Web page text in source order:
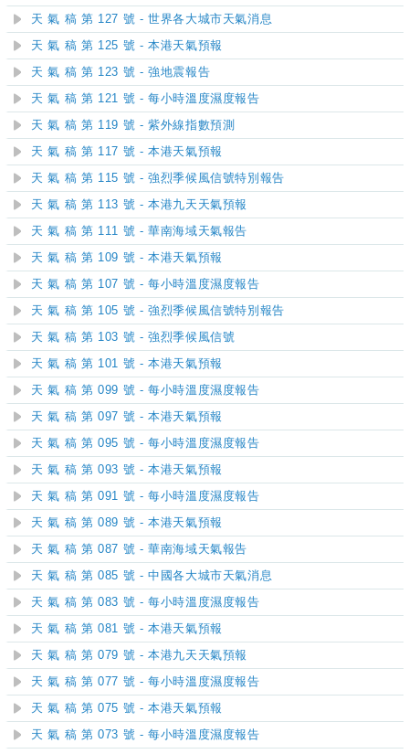
天 氣 稿 第 127 號 - 世界各大城市天氣消息
天 氣 稿 第 125 號 - 本港天氣預報
天 氣 稿 第 123 號 - 強地震報告
天 氣 稿 第 121 號 - 每小時溫度濕度報告
天 氣 稿 第 119 號 - 紫外線指數預測
天 氣 稿 第 117 號 - 本港天氣預報
天 氣 稿 第 115 號 - 強烈季候風信號特別報告
天 氣 稿 第 113 號 - 本港九天天氣預報
天 氣 稿 第 111 號 - 華南海域天氣報告
天 氣 稿 第 109 號 - 本港天氣預報
天 氣 稿 第 107 號 - 每小時溫度濕度報告
天 氣 稿 第 105 號 - 強烈季候風信號特別報告
天 氣 稿 第 103 號 - 強烈季候風信號
天 氣 稿 第 101 號 - 本港天氣預報
天 氣 稿 第 099 號 - 每小時溫度濕度報告
天 氣 稿 第 097 號 - 本港天氣預報
天 氣 稿 第 095 號 - 每小時溫度濕度報告
天 氣 稿 第 093 號 - 本港天氣預報
天 氣 稿 第 091 號 - 每小時溫度濕度報告
天 氣 稿 第 089 號 - 本港天氣預報
天 氣 稿 第 087 號 - 華南海域天氣報告
天 氣 稿 第 085 號 - 中國各大城市天氣消息
天 氣 稿 第 083 號 - 每小時溫度濕度報告
天 氣 稿 第 081 號 - 本港天氣預報
天 氣 稿 第 079 號 - 本港九天天氣預報
天 氣 稿 第 077 號 - 每小時溫度濕度報告
天 氣 稿 第 075 號 - 本港天氣預報
天 氣 稿 第 073 號 - 每小時溫度濕度報告